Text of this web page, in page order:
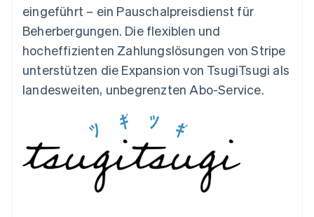
Radar
Betrugsprävention
Atlas
Start-up-Gründung
CO₂-Entnahme
Online-Identitätsprüfung
Ecosystem
Partner
Stripe App-Marktplatz
eingeführt – ein Pauschalpreisdienst für
Beherbergungen. Die flexiblen und
hocheffizienten Zahlungslösungen von Stripe
unterstützen die Expansion von TsugiTsugi als
landesweiten, unbegrenzten Abo-Service.